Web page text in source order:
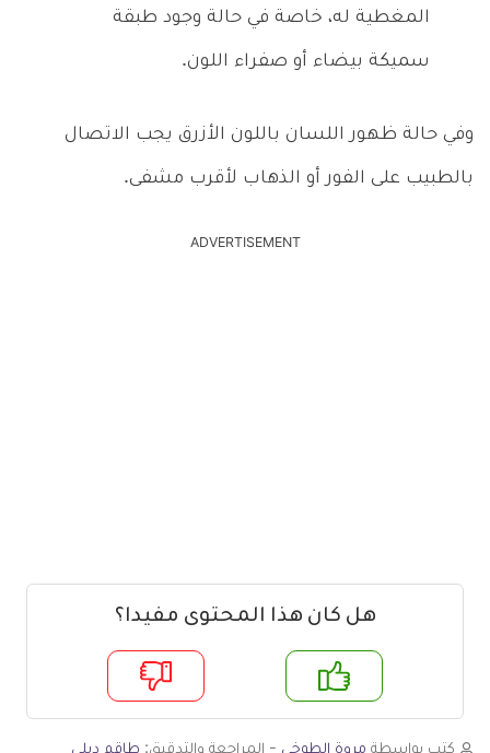
المغطية له، خاصة في حالة وجود طبقة
سميكة بيضاء أو صفراء اللون.
وفي حالة ظهور اللسان باللون الأزرق يجب الاتصال
بالطبيب على الفور أو الذهاب لأقرب مشفى.
ADVERTISEMENT
هل كان هذا المحتوى مفيدا؟
لا